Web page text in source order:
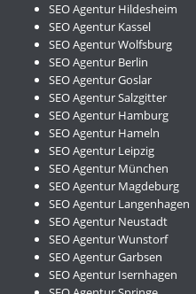
SEO Agentur Hildesheim
SEO Agentur Kassel
SEO Agentur Wolfsburg
SEO Agentur Berlin
SEO Agentur Goslar
SEO Agentur Salzgitter
SEO Agentur Hamburg
SEO Agentur Hameln
SEO Agentur Leipzig
SEO Agentur München
SEO Agentur Magdeburg
SEO Agentur Langenhagen
SEO Agentur Neustadt
SEO Agentur Wunstorf
SEO Agentur Garbsen
SEO Agentur Isernhagen